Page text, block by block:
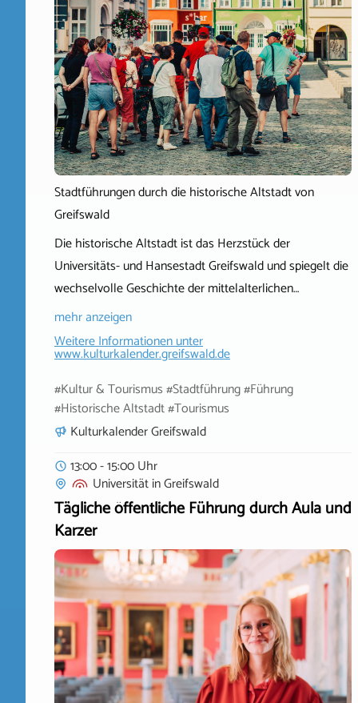
Stadtführungen durch die historische Altstadt von
Greifswald
Die historische Altstadt ist das Herzstück der
Universitäts- und Hansestadt Greifswald und spiegelt die
wechselvolle Geschichte der mittelalterlichen…
mehr anzeigen
Weitere Informationen unter
www.kulturkalender.greifswald.de
#Kultur & Tourismus #Stadtführung #Führung
#Historische Altstadt #Tourismus
Kulturkalender Greifswald
13:00 - 15:00 Uhr
UniversitätinGreifswald
Tägliche öffentliche Führung durch Aula und
Karzer